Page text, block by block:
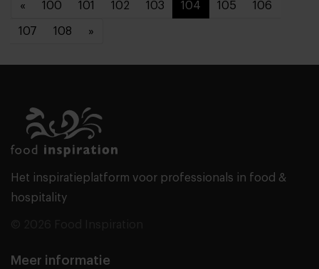
« 100 101 102 103 104 105 106
107 108 »
Het inspiratieplatform voor professionals in food &
hospitality
Meer informatie